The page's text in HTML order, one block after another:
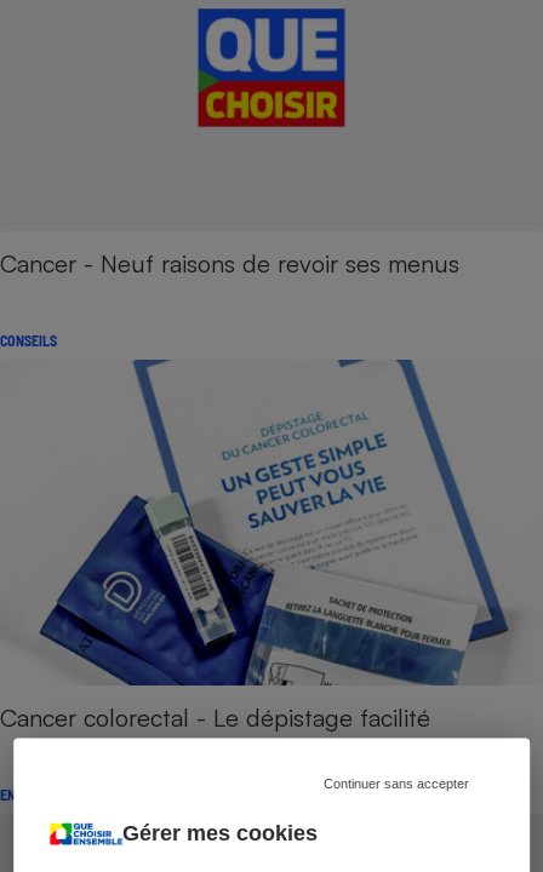
Gérer mes cookies
Continuer sans accepter
Cancer - Neuf raisons de revoir ses menus
CONSEILS
Cancer colorectal - Le dépistage facilité
ENQUÊTE